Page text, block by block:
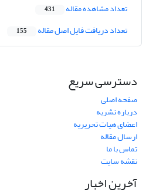
تعداد مشاهده مقاله 431
تعداد دریافت فایل اصل مقاله 155
دسترسی سریع
صفحه اصلی
درباره نشریه
اعضای هیات تحریریه
ارسال مقاله
تماس با ما
نقشه سایت
آخرین اخبار